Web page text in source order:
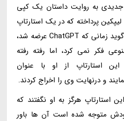
به روایت داستان یک کپی
لیپکین پرداخته که در یک استارتاپ
فناوری کار می کرد. او می گوید زمانی که ChatGPT عرضه شد،
فکر نمی کرد، اما رفته رفته
استارتاپ از او با عنوان
استارتاپ هرگز به او نگفتند که
متوجه شده است آن ها باور